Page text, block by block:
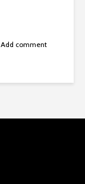
Add comment